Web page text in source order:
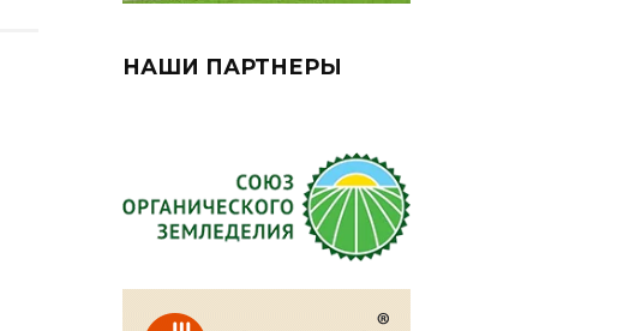
НАШИ ПАРТНЕРЫ